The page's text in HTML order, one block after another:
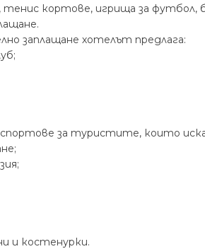
кортове, игрища за футбол,
заплащане хотелът предлага:
спортове за туристите, които
и костенурки.